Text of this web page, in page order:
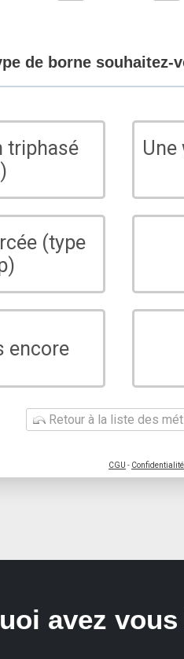
de borne souhaitez-
triphasé
Une
(type
encore
Retour à la liste des
CGU - Confidentialité
avez